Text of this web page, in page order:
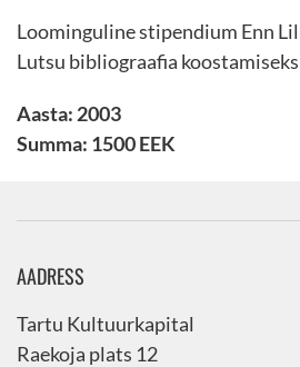
Loominguline stipendium Enn
Lutsu bibliograafia koostamiseks
Aasta: 2003
Summa: 1500 EEK
AADRESS
Tartu Kultuurkapital
Raekoja plats 12